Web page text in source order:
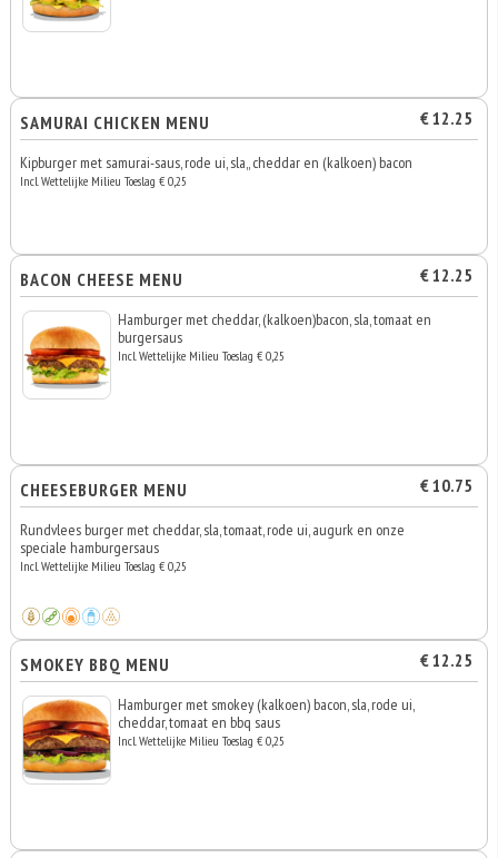
SAMURAI CHICKEN MENU € 12.25
Kipburger met samurai-saus, rode ui, sla,, cheddar en (kalkoen) bacon
Incl. Wettelijke Milieu Toeslag € 0,25
BACON CHEESE MENU € 12.25
Hamburger met cheddar, (kalkoen)bacon, sla, tomaat en
burgersaus
Incl. Wettelijke Milieu Toeslag € 0,25
CHEESEBURGER MENU € 10.75
Rundvlees burger met cheddar, sla, tomaat, rode ui, augurk en onze
speciale hamburgersaus
Incl. Wettelijke Milieu Toeslag € 0,25
SMOKEY BBQ MENU € 12.25
Hamburger met smokey (kalkoen) bacon, sla, rode ui,
cheddar, tomaat en bbq saus
Incl. Wettelijke Milieu Toeslag € 0,25